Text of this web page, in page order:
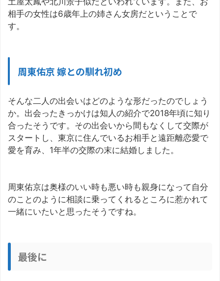
相手の女性は6歳年上の姉さん女房だということで
す。
周東佑京 嫁との馴れ初め
そんな二人の出会いはどのような形だったのでしょう
か。出会ったきっかけは知人の紹介で2018年頃に知り
合ったそうです。その出会いから間もなくして交際が
スタートし、東京に住んでいるお相手と遠距離恋愛で
愛を育み、1年半の交際の末に結婚しました。
周東佑京は奥様のいい時も悪い時も親身になって自分
のことのように相談に乗ってくれるところに惹かれて
一緒にいたいと思ったそうですね。
最後に